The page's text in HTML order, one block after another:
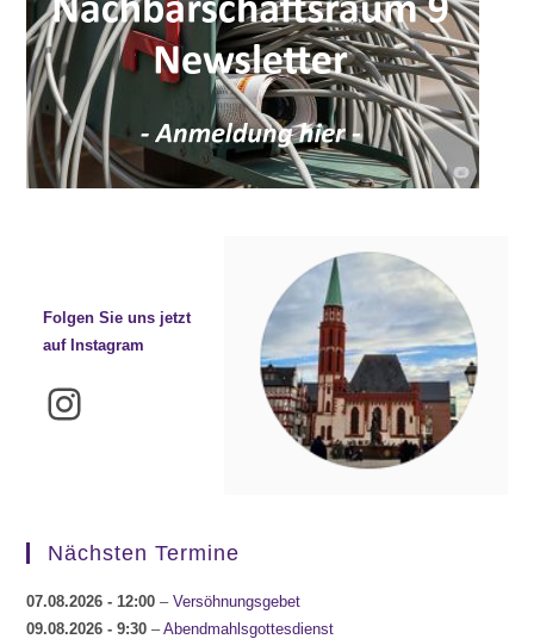
Folgen Sie uns jetzt
auf Instagram
Instagram
Nächsten Termine
07.08.2026 - 12:00 –Versöhnungsgebet
09.08.2026 - 9:30 –Abendmahlsgottesdienst